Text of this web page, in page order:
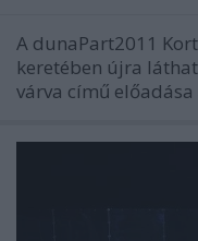
A dunaPart2011
keretében újra
várva című